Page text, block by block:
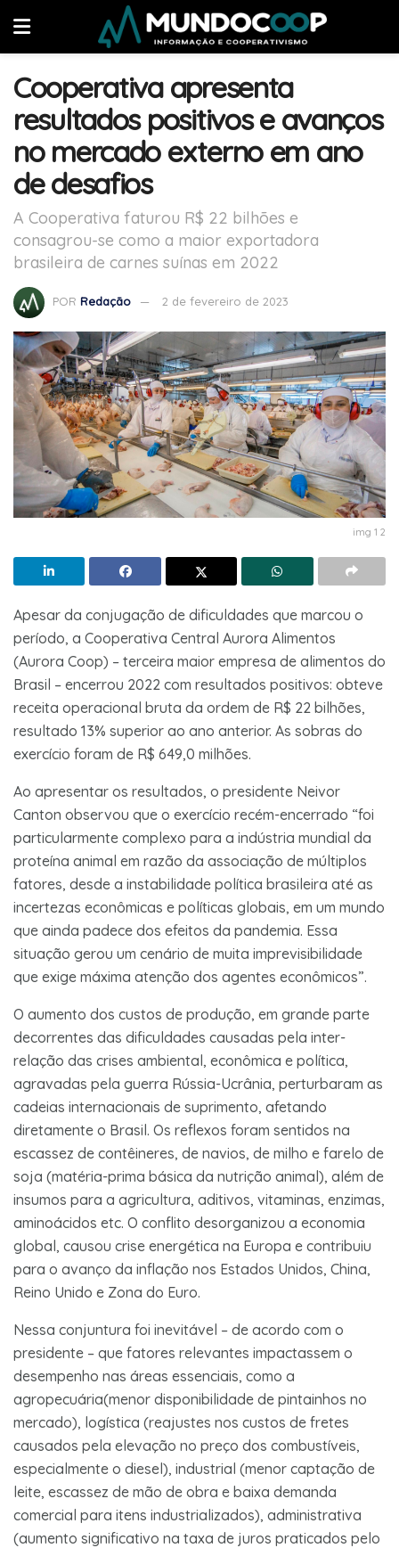
Cooperativa apresenta
resultados positivos e avanços
no mercado externo em ano
de desafios
A Cooperativa faturou R$ 22 bilhões e
consagrou-se como a maior exportadora
brasileira de carnes suínas em 2022
POR Redação 2 de fevereiro de 2023
img 1 2
Apesar da conjugação de dificuldades que marcou o
período, a Cooperativa Central Aurora Alimentos
(Aurora Coop) – terceira maior empresa de alimentos do
Brasil – encerrou 2022 com resultados positivos: obteve
receita operacional bruta da ordem de R$ 22 bilhões,
resultado 13% superior ao ano anterior. As sobras do
exercício foram de R$ 649,0 milhões.
Ao apresentar os resultados, o presidente Neivor
Canton observou que o exercício recém-encerrado “foi
particularmente complexo para a indústria mundial da
proteína animal em razão da associação de múltiplos
fatores, desde a instabilidade política brasileira até as
incertezas econômicas e políticas globais, em um mundo
que ainda padece dos efeitos da pandemia. Essa
situação gerou um cenário de muita imprevisibilidade
que exige máxima atenção dos agentes econômicos”.
O aumento dos custos de produção, em grande parte
decorrentes das dificuldades causadas pela inter-
relação das crises ambiental, econômica e política,
agravadas pela guerra Rússia-Ucrânia, perturbaram as
cadeias internacionais de suprimento, afetando
diretamente o Brasil. Os reflexos foram sentidos na
escassez de contêineres, de navios, de milho e farelo de
soja (matéria-prima básica da nutrição animal), além de
insumos para a agricultura, aditivos, vitaminas, enzimas,
aminoácidos etc. O conflito desorganizou a economia
global, causou crise energética na Europa e contribuiu
para o avanço da inflação nos Estados Unidos, China,
Reino Unido e Zona do Euro.
Nessa conjuntura foi inevitável – de acordo com o
presidente – que fatores relevantes impactassem o
desempenho nas áreas essenciais, como a
agropecuária(menor disponibilidade de pintainhos no
mercado), logística (reajustes nos custos de fretes
causados pela elevação no preço dos combustíveis,
especialmente o diesel), industrial (menor captação de
leite, escassez de mão de obra e baixa demanda
comercial para itens industrializados), administrativa
(aumento significativo na taxa de juros praticados pelo